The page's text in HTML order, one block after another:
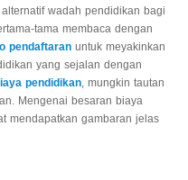
wadah pendidikan bagi
tama membaca dengan
pendaftaran untuk meyakinkan
yang sejalan dengan
pendidikan, mungkin tautan
Mengenai besaran biaya
mendapatkan gambaran jelas